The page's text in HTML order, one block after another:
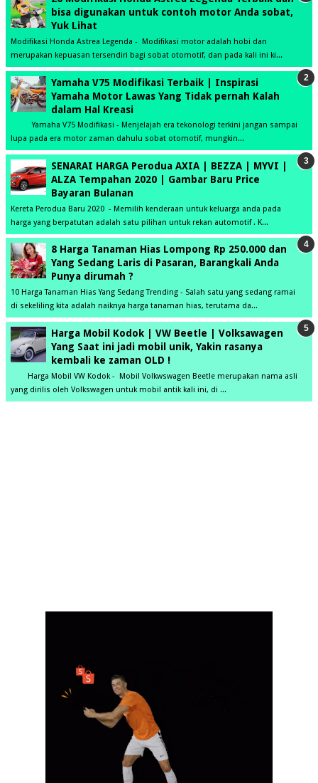
bisa digunakan untuk contoh motor Anda sobat,
Yuk Lihat
Modifikasi Honda Astrea Legenda - Modifikasi motor adalah hobi dan
merupakan kepuasan tersendiri bagi sobat otomotif, dan pada kali ini ki...
Yamaha V75 Modifikasi Terbaik | Inspirasi
Yamaha Motor Lawas Yang Tidak pernah Kalah
dalam Hal Kreasi
Yamaha V75 Modifikasi - Menjelajah era tekonologi terkini jangan sampai
lupa pada era motor zaman dahulu sobat otomotif, mungkin...
SENARAI HARGA Perodua AXIA | BEZZA | MYVI |
ALZA Tempahan 2020 | Gambar Baru Price
Bayaran Bulanan
Kereta Perodua Baru 2020 - Memilih kenderaan untuk keluarga anda pada
harga yang berpatutan adalah satu pilihan untuk rekan automotif . K...
8 Harga Tanaman Hias Lompong Rp 250.000 dan
Yang Sedang Laris di Pasaran, Barangkali Anda
Punya dirumah ?
10 Harga Tanaman Hias Yang Sedang Trending - Salah satu yang sedang ramai
di sekeliling kita adalah naiknya harga tanaman hias, terutama da...
Harga Mobil Kodok | VW Beetle | Volksawagen
Yang Saat ini jadi mobil unik, Yakin rasanya
kembali ke zaman OLD !
Harga Mobil VW Kodok - Mobil Volkwswagen Beetle merupakan nama asli
yang dirilis oleh Volkswagen untuk mobil antik kali ini, di ...